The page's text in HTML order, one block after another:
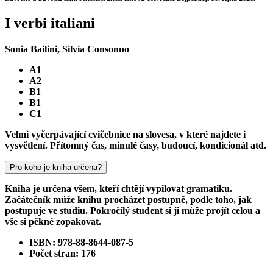
I verbi italiani
Sonia Bailini, Silvia Consonno
A1
A2
B1
B1
C1
Velmi vyčerpávající cvičebnice na slovesa, v které najdete i
vysvětlení. Přítomný čas, minulé časy, budoucí, kondicionál atd.
Pro koho je kniha určena?
Kniha je určena všem, kteří chtějí vypilovat gramatiku.
Začátečník může knihu procházet postupně, podle toho, jak
postupuje ve studiu. Pokročilý student si ji může projít celou a
vše si pěkně zopakovat.
ISBN: 978-88-8644-087-5
Počet stran: 176